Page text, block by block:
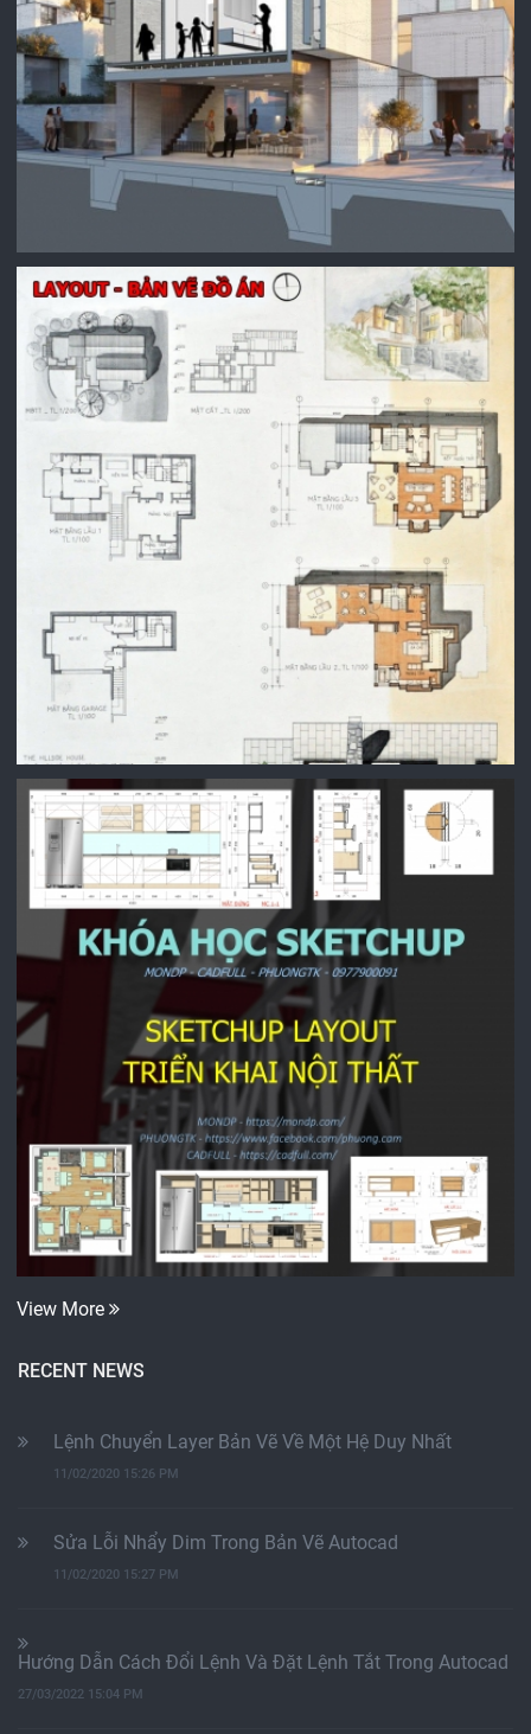
View More
RECENT NEWS
Lệnh Chuyển Layer Bản Vẽ Về Một Hệ Duy Nhất
11/02/2020 15:26 PM
Sửa Lỗi Nhẩy Dim Trong Bản Vẽ Autocad
11/02/2020 15:27 PM
Hướng Dẫn Cách Đổi Lệnh Và Đặt Lệnh Tắt Trong Autocad
27/03/2022 15:04 PM